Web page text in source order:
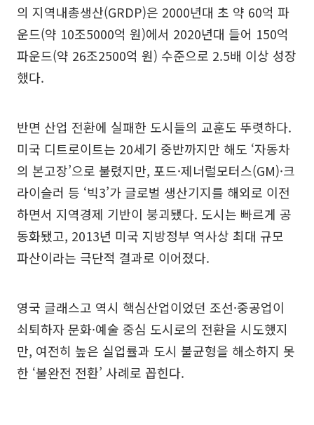
의 지역내총생산(GRDP)은 2000년대 초 약 60억 파
운드(약 10조5000억 원)에서 2020년대 들어 150억
파운드(약 26조2500억 원) 수준으로 2.5배 이상 성장
했다.
반면 산업 전환에 실패한 도시들의 교훈도 뚜렷하다.
미국 디트로이트는 20세기 중반까지만 해도 ‘자동차
의 본고장’으로 불렸지만, 포드·제너럴모터스(GM)·크
라이슬러 등 ‘빅3’가 글로벌 생산기지를 해외로 이전
하면서 지역경제 기반이 붕괴됐다. 도시는 빠르게 공
동화됐고, 2013년 미국 지방정부 역사상 최대 규모
파산이라는 극단적 결과로 이어졌다.
영국 글래스고 역시 핵심산업이었던 조선·중공업이
쇠퇴하자 문화·예술 중심 도시로의 전환을 시도했지
만, 여전히 높은 실업률과 도시 불균형을 해소하지 못
한 ‘불완전 전환’ 사례로 꼽힌다.